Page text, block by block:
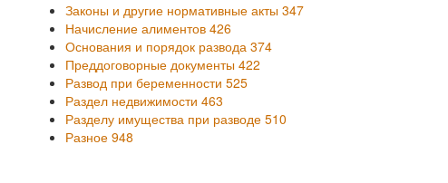
Законы и другие нормативные акты 347
Начисление алиментов 426
Основания и порядок развода 374
Преддоговорные документы 422
Развод при беременности 525
Раздел недвижимости 463
Разделу имущества при разводе 510
Разное 948